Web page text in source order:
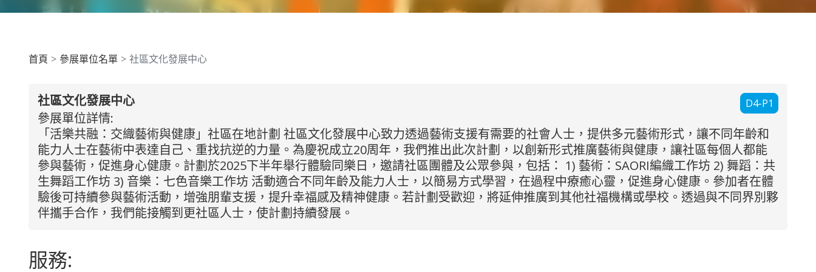
首頁 參展單位名單 社區文化發展中心
D4-P1
社區文化發展中心
參展單位詳情:
「活樂共融：交織藝術與健康」社區在地計劃 社區文化發展中心致力透過藝術支援有需要的社會人士，提供多元藝術形式，讓不同年齡和
能力人士在藝術中表達自己、重找抗逆的力量。為慶祝成立20周年，我們推出此次計劃，以創新形式推廣藝術與健康，讓社區每個人都能
參與藝術，促進身心健康。計劃於2025下半年舉行體驗同樂日，邀請社區團體及公眾參與，包括： 1) 藝術：SAORI編織工作坊 2) 舞蹈：共
生舞蹈工作坊 3) 音樂：七色音樂工作坊 活動適合不同年齡及能力人士，以簡易方式學習，在過程中療癒心靈，促進身心健康。參加者在體
驗後可持續參與藝術活動，增強朋輩支援，提升幸福感及精神健康。若計劃受歡迎，將延伸推廣到其他社福機構或學校。透過與不同界別夥
伴攜手合作，我們能接觸到更社區人士，使計劃持續發展。
服務: